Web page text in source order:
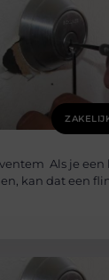
Als je
kan dat een